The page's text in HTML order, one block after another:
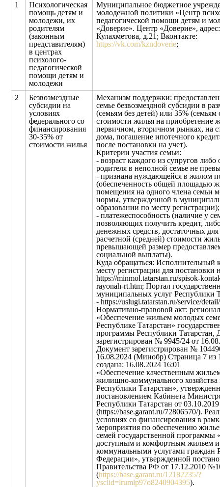
1
Психологическая
помощь детям и
молодежи, их
родителям
(законным
представителям)
в центрах
психолого-
педагогической
помощи детям и
молодежи
Муниципальное бюджетное
молодежной политики «Центр
педагогической помощи детям и
«Доверие». Центр «Доверие»,
Кулахметова, д.21; Вконтакте:
https://vk.com/kzndoverie;
2
Безвозмездные
субсидии на
условиях
федерального со
финансирования
30-35% от
стоимости жилья
Механизм поддержки:
семье безвозмездной субсидии в
(семьям без детей) или 35% (семьям
стоимости жилья на приобретение
первичном, вторичном рынках, на
дома, погашение ипотечного
после постановки на учет).
Критерии участия семьи:
- возраст каждого из супругов либо
родителя в неполной семье не
- признана нуждающейся в жилом
(обеспеченность общей площадью
помещения на одного члена семьи
нормы, утвержденной в
образовании по месту регистрации);
- платежеспособность (наличие у
позволяющих получить кредит,
денежных средств, достаточных
расчетной (средней) стоимости
превышающей размер
социальной выплаты).
Куда обращаться: Исполнительный
месту регистрации для постановки
https://minmol.tatarstan.ru/spisok-
rayonah-rt.htm; Портал
муниципальных услуг Республики
- https://uslugi.tatarstan.ru/service/
Нормативно-правовой акт:
«Обеспечение жильем молодых
Республике Татарстан»
программы Республики Татарстан,
зарегистрирован № 9945/24 от
Документ зарегистрирован №
16.08.2024 (Минобр) Страница 7 из
создана: 16.08.2024 16:01
«Обеспечение качественным
жилищно-коммунального хозяйства
Республики Татарстан»,
постановлением Кабинета
Республики Татарстан от
(https://base.garant.ru/72806570/).
условиях со финансирования в
мероприятия по обеспечению
семей государственной программы
доступным и комфортным жильем и
коммунальными услугами граждан
Федерации», утвержденной
Правительства РФ от 17.12.2010
(https://base.garant.ru/12182235/?
ysclid=lrumlp97o8240904395).